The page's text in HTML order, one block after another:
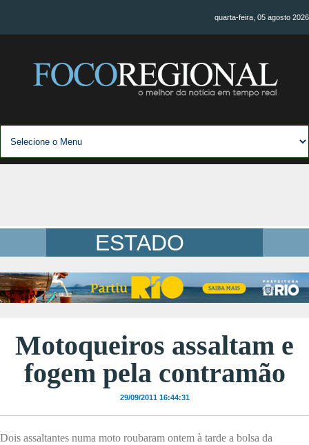
quarta-feira, 05 agosto 2026
ESTADO
Motoqueiros assaltam e
fogem pela contramão
29/09/2011 16:44:31
Dois assaltantes numa moto roubaram ontem à tarde a bolsa da